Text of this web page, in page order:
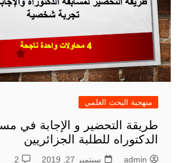
منهجية البحث العلمي
طريقة التحضير و الإجابة في
الدكتوراه للطلبة الجزائريين
admin سبتمبر 27, 2019 2